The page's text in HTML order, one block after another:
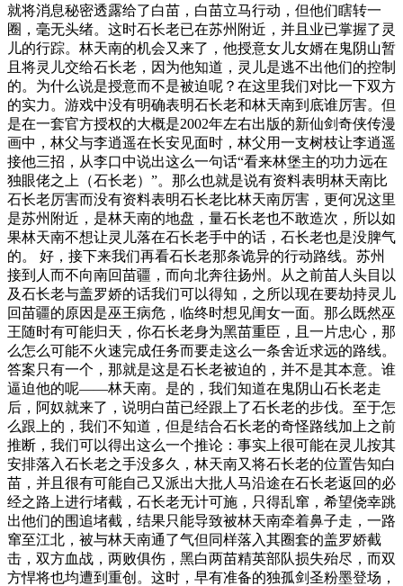
就将消息秘密透露给了白苗，白苗立马行动，但他们瞎转一
圈，毫无头绪。这时石长老已在苏州附近，并且业已掌握了灵
儿的行踪。林天南的机会又来了，他授意女儿女婿在鬼阴山暂
且将灵儿交给石长老，因为他知道，灵儿是逃不出他们的控制
的。为什么说是授意而不是被迫呢？在这里我们对比一下双方
的实力。游戏中没有明确表明石长老和林天南到底谁厉害。但
是在一套官方授权的大概是2002年左右出版的新仙剑奇侠传漫
画中，林父与李逍遥在长安见面时，林父用一支树枝让李逍遥
接他三招，从李口中说出这么一句话“看来林堡主的功力远在
独眼佬之上（石长老）”。那么也就是说有资料表明林天南比
石长老厉害而没有资料表明石长老比林天南厉害，更何况这里
是苏州附近，是林天南的地盘，量石长老也不敢造次，所以如
果林天南不想让灵儿落在石长老手中的话，石长老也是没脾气
的。 好，接下来我们再看石长老那条诡异的行动路线。苏州
接到人而不向南回苗疆，而向北奔往扬州。从之前苗人头目以
及石长老与盖罗娇的话我们可以得知，之所以现在要劫持灵儿
回苗疆的原因是巫王病危，临终时想见闺女一面。那么既然巫
王随时有可能归天，你石长老身为黑苗重臣，且一片忠心，那
么怎么可能不火速完成任务而要走这么一条舍近求远的路线。
答案只有一个，那就是这是石长老被迫的，并不是其本意。谁
逼迫他的呢——林天南。是的，我们知道在鬼阴山石长老走
后，阿奴就来了，说明白苗已经跟上了石长老的步伐。至于怎
么跟上的，我们不知道，但是结合石长老的奇怪路线加上之前
推断，我们可以得出这么一个推论：事实上很可能在灵儿按其
安排落入石长老之手没多久，林天南又将石长老的位置告知白
苗，并且很有可能自己又派出大批人马沿途在石长老返回的必
经之路上进行堵截，石长老无计可施，只得乱窜，希望侥幸跳
出他们的围追堵截，结果只能导致被林天南牵着鼻子走，一路
窜至江北，被与林天南通了气但同样落入其圈套的盖罗娇截
击，双方血战，两败俱伤，黑白两苗精英部队损失殆尽，而双
方悍将也均遭到重创。这时，早有准备的独孤剑圣粉墨登场，